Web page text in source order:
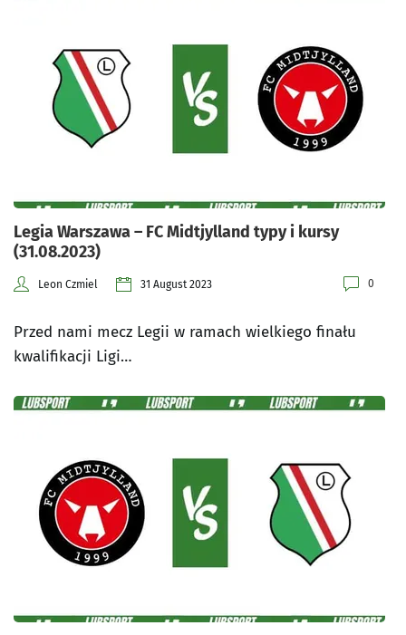
Legia Warszawa – FC Midtjylland typy i kursy
(31.08.2023)
Leon Czmiel 31 August 2023 0
Przed nami mecz Legii w ramach wielkiego finału
kwalifikacji Ligi…